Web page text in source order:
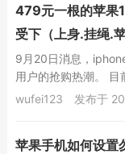
479元一根的苹果
受下（上身.挂绳.苹
9月20日消息，
用户的抢购热潮。
推出的官方挂绳配件
wufei123 发布于
苹果手机如何设置